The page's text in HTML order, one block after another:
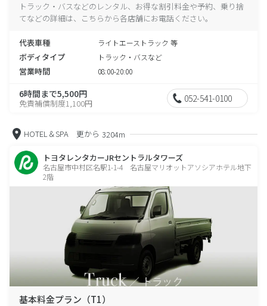
トラック・バスなどのレンタル、お得な割引料金や予約、乗り捨
てなどの詳細は、こちらから各店舗にお電話ください。
代表車種 ライトエーストラック 等
ボディタイプ トラック・バスなど
営業時間 08:00-20:00
6時間まで5,500円
免責補償制度1,100円 052-541-0100
HOTEL＆SPA 更から 3204m
トヨタレンタカーJRセントラルタワーズ
名古屋市中村区名駅1-1-4 名古屋マリオットアソシアホテル地下
2階
基本料金プラン（T1）